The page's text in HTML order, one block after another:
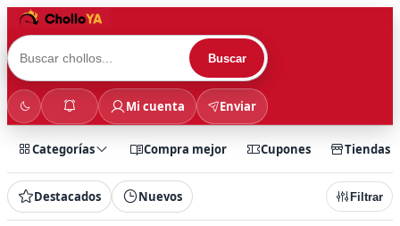
Buscar
Mi cuenta Enviar
Categorías Compra mejor Cupones Tiendas
Destacados Nuevos Filtrar